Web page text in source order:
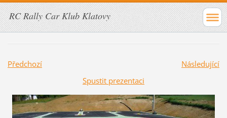
RC Rally Car Klub Klatovy
Předchozí
Následující
Spustit prezentaci